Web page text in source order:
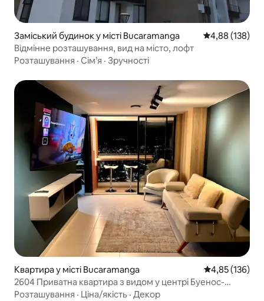
Заміський будинок у місті Bucaramanga Середня
4,88 (138)
Відмінне розташування, вид на місто, лофт
Розташування · Сім’я · Зручності
Квартира у місті Bucaramanga Середня
4,85 (136)
2604 Приватна квартира з видом у центрі Буенос-
Айреса
Розташування · Ціна/якість · Декор